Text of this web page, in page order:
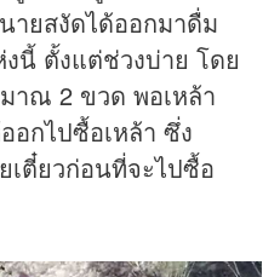
ายสงัดได้ออกมาดื่ม
นี้ ตั้งแต่ช่วงบ่าย โดย
าณ 2 ขวด พอเหล้า
อกไปซื้อเหล้า ซึ่ง
เตี๋ยวก่อนที่จะไปซื้อ